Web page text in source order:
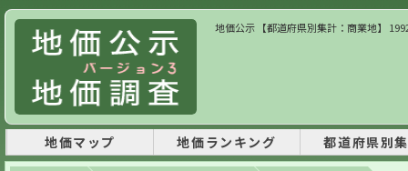
地価公示 【都道府県別集計：商業地】
地価マップ 地価ランキング 都道府県別